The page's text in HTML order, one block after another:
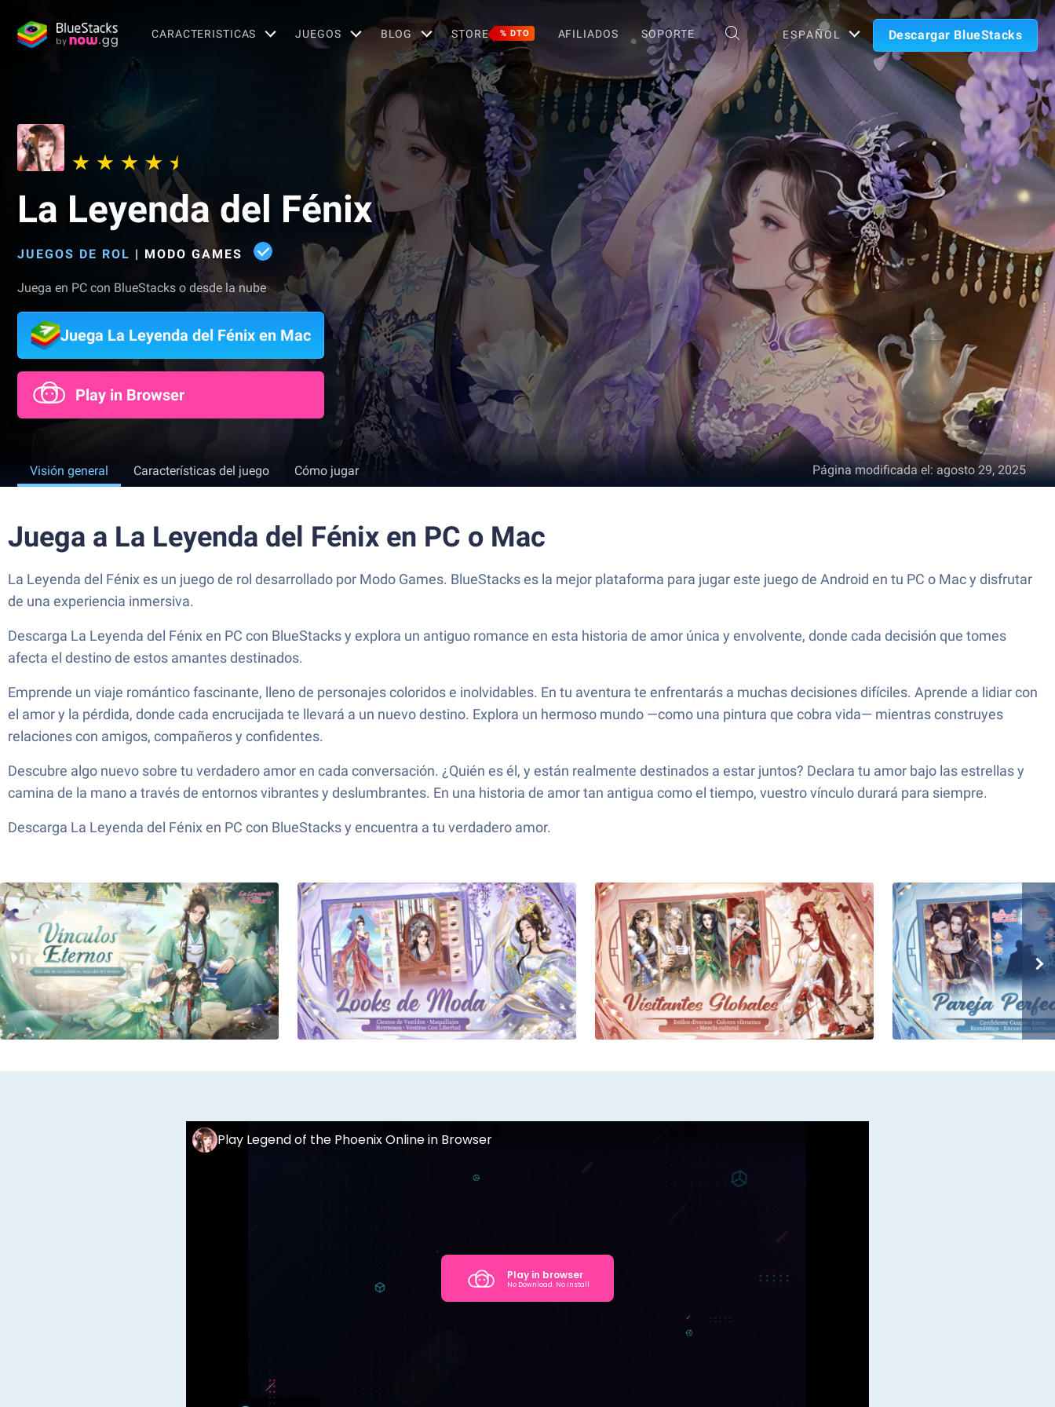
CARACTERISTICAS JUEGOS BLOG STORE % DTO AFILIADOS SOPORTE ESPAÑOL Descargar BlueStacks
La Leyenda del Fénix
JUEGOS DE ROL | MODO GAMES
Juega en PC con BlueStacks o desde la nube
Juega La Leyenda del Fénix en Mac
Play in Browser
Visión general Características del juego Cómo jugar Página modificada el: agosto 29, 2025
Juega a La Leyenda del Fénix en PC o Mac
La Leyenda del Fénix es un juego de rol desarrollado por Modo Games. BlueStacks es la mejor plataforma para jugar este juego de Android en tu PC o Mac y disfrutar
de una experiencia inmersiva.
Descarga La Leyenda del Fénix en PC con BlueStacks y explora un antiguo romance en esta historia de amor única y envolvente, donde cada decisión que tomes
afecta el destino de estos amantes destinados.
Emprende un viaje romántico fascinante, lleno de personajes coloridos e inolvidables. En tu aventura te enfrentarás a muchas decisiones difíciles. Aprende a lidiar con
el amor y la pérdida, donde cada encrucijada te llevará a un nuevo destino. Explora un hermoso mundo —como una pintura que cobra vida— mientras construyes
relaciones con amigos, compañeros y confidentes.
Descubre algo nuevo sobre tu verdadero amor en cada conversación. ¿Quién es él, y están realmente destinados a estar juntos? Declara tu amor bajo las estrellas y
camina de la mano a través de entornos vibrantes y deslumbrantes. En una historia de amor tan antigua como el tiempo, vuestro vínculo durará para siempre.
Descarga La Leyenda del Fénix en PC con BlueStacks y encuentra a tu verdadero amor.